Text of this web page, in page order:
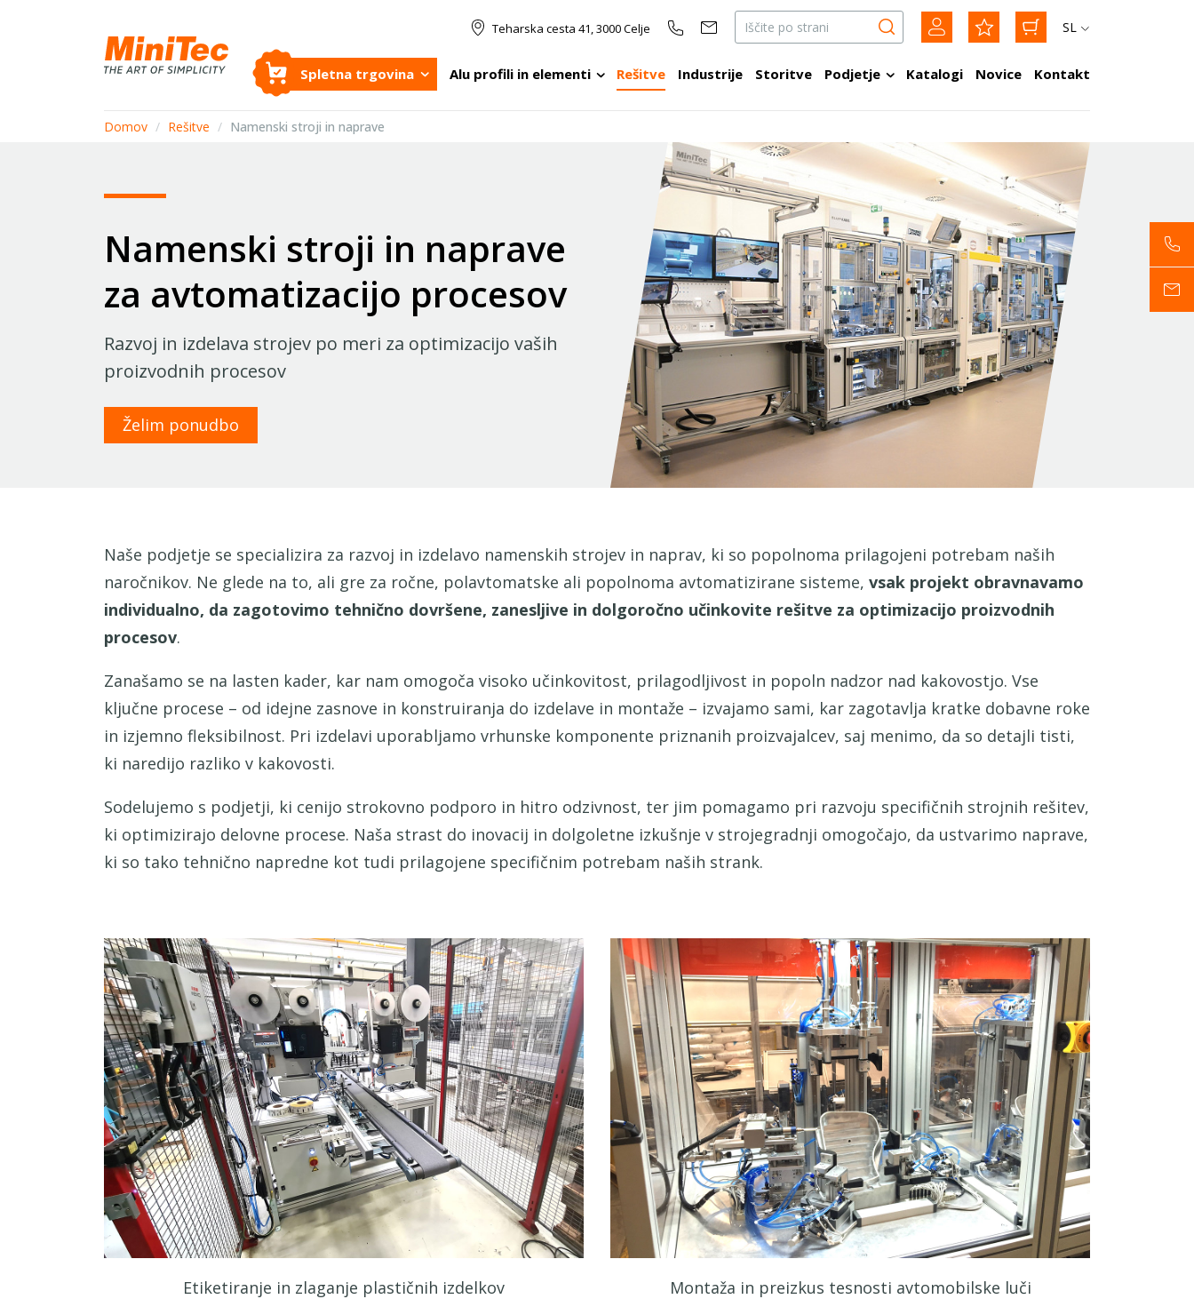
Teharska cesta 41, 3000 Celje SL
Spletna trgovina Alu profili in elementi Rešitve Industrije Storitve Podjetje Katalogi Novice Kontakt
Domov / Rešitve / Namenski stroji in naprave
Namenski stroji in naprave
za avtomatizacijo procesov
Razvoj in izdelava strojev po meri za optimizacijo vaših
proizvodnih procesov
Želim ponudbo
Naše podjetje se specializira za razvoj in izdelavo namenskih strojev in naprav, ki so popolnoma prilagojeni potrebam naših
naročnikov. Ne glede na to, ali gre za ročne, polavtomatske ali popolnoma avtomatizirane sisteme, vsak projekt obravnavamo
individualno, da zagotovimo tehnično dovršene, zanesljive in dolgoročno učinkovite rešitve za optimizacijo proizvodnih
procesov.
Zanašamo se na lasten kader, kar nam omogoča visoko učinkovitost, prilagodljivost in popoln nadzor nad kakovostjo. Vse
ključne procese – od idejne zasnove in konstruiranja do izdelave in montaže – izvajamo sami, kar zagotavlja kratke dobavne roke
in izjemno fleksibilnost. Pri izdelavi uporabljamo vrhunske komponente priznanih proizvajalcev, saj menimo, da so detajli tisti,
ki naredijo razliko v kakovosti.
Sodelujemo s podjetji, ki cenijo strokovno podporo in hitro odzivnost, ter jim pomagamo pri razvoju specifičnih strojnih rešitev,
ki optimizirajo delovne procese. Naša strast do inovacij in dolgoletne izkušnje v strojegradnji omogočajo, da ustvarimo naprave,
ki so tako tehnično napredne kot tudi prilagojene specifičnim potrebam naših strank.
Etiketiranje in zlaganje plastičnih izdelkov Montaža in preizkus tesnosti avtomobilske luči